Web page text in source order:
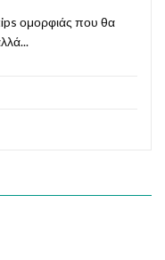
ομορφιάς που θα